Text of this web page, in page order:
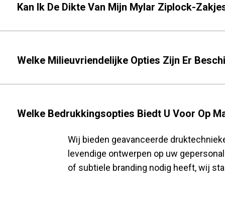
Kan Ik De Dikte Van Mijn Mylar Ziplock-
Welke Milieuvriendelijke Opties Zijn Er
Welke Bedrukkingsopties Biedt U Voor Op
Wij bieden geavanceerde
levendige ontwerpen op uw
of subtiele branding nodig heeft, wij